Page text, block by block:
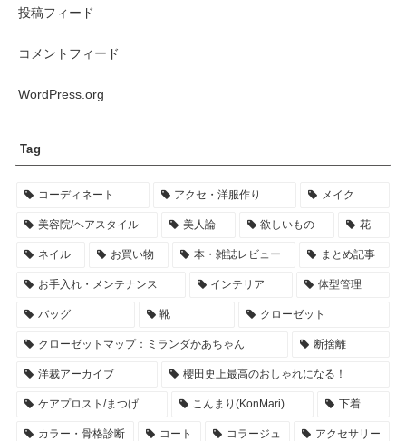
投稿フィード
コメントフィード
WordPress.org
Tag
コーディネート アクセ・洋服作り メイク
美容院/ヘアスタイル 美人論 欲しいもの 花
ネイル お買い物 本・雑誌レビュー まとめ記事
お手入れ・メンテナンス インテリア 体型管理
バッグ 靴 クローゼット
クローゼットマップ：ミランダかあちゃん 断捨離
洋裁アーカイブ 櫻田史上最高のおしゃれになる！
ケアプロスト/まつげ こんまり(KonMari) 下着
カラー・骨格診断 コート コラージュ アクセサリー